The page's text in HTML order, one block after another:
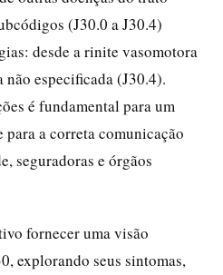
(J30.0 a J30.4)
desde a rinite vasomotora
especificada (J30.4).
é fundamental para um
a correta comunicação
seguradoras e órgãos
fornecer uma visão
explorando seus sintomas,